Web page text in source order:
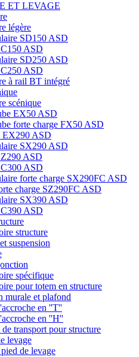
ET LEVAGE
légère
SD150 ASD
ASD
SD250 ASD
ASD
à rail BT intégré
scénique
EX50 ASD
forte charge FX50 ASD
EX290 ASD
SX290 ASD
ASD
ASD
forte charge SX290FC ASD
charge SZ290FC ASD
SX390 ASD
ASD
structure
suspension
spécifique
pour totem en structure
murale et plafond
en ''T''
en ''H''
transport pour structure
levage
de levage